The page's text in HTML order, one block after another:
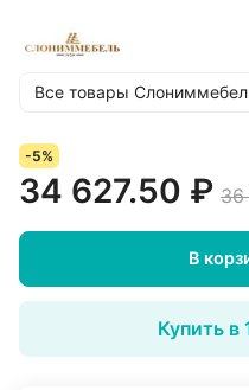
Все товары
-5%
34 627.50 ₽ 36
В
Купить в